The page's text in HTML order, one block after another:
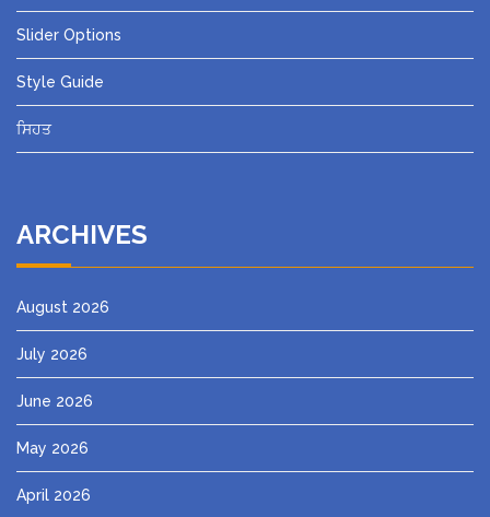
Slider Options
Style Guide
ਸਿਹਤ
ARCHIVES
August 2026
July 2026
June 2026
May 2026
April 2026